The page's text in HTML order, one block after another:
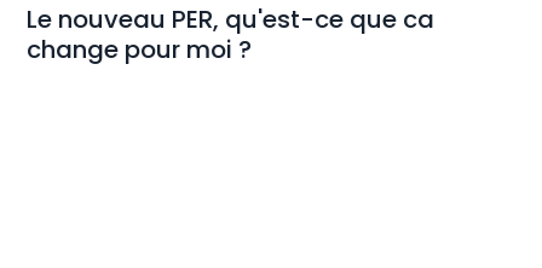
Le nouveau PER, qu'est-ce que ca
change pour moi ?